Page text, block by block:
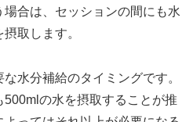
合は、セッションの間にも水
取します。
水分補給のタイミングです。
の水を摂取することが推